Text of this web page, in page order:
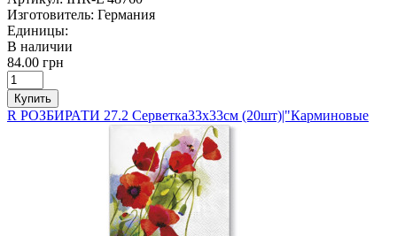
Изготовитель: Германия
Единицы:
В наличии
84.00 грн
Купить
R РОЗБИРАТИ 27.2 Серветка33х33см (20шт)|"Карминовые